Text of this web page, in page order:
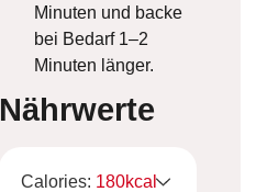
Minuten und backe
bei Bedarf 1–2
Minuten länger.
Nährwerte
Calories: 180kcal